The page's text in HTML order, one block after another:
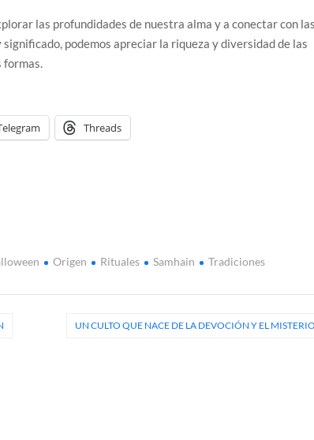
las profundidades de nuestra alma y a conectar con las
podemos apreciar la riqueza y diversidad de las
Threads
Origen Rituales Samhain Tradiciones
UN CULTO QUE NACE DE LA DEVOCIÓN Y EL MISTERIO